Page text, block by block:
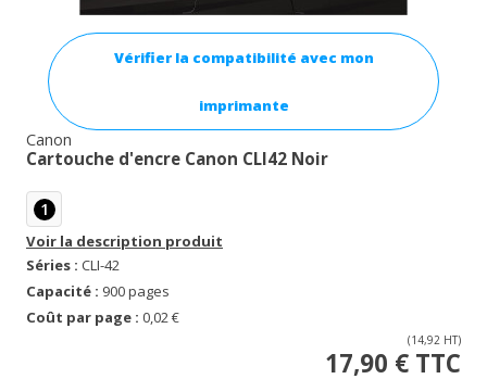
Vérifier la compatibilité avec mon
imprimante
Canon
Cartouche d'encre Canon CLI42 Noir
1
Voir la description produit
Séries : CLI-42
Capacité : 900 pages
Coût par page : 0,02 €
(14,92 HT)
17,90 € TTC